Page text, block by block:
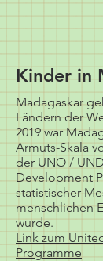
Kinder in
Madagaskar
Ländern der
2019 war
Armuts-Skala
der UNO /
Development
statistischer
menschlichen
wurde.
Link zum
Programme